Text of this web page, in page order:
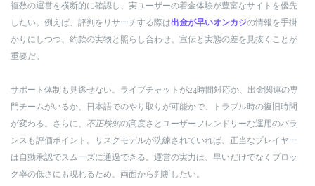
複数の運営を横断的に確認し、実ユーザーの着金体験が豊富なサイトを優先
したい。例えば、評判をリサーチする際は出金が早いオンカジの情報を手掛
かりにしつつ、約款の実物と照らし合わせ、宣伝と実態の差を見抜くことが
重要だ。
サポート体制も見逃せない。ライブチャットが24時間対応か、出金関連の専
門チームがいるか、日本語でのやり取りが可能かで、トラブル時の復旧時間
が変わる。さらに、 不正検知の高度さとユーザーフレンドリーな運用のバラ
ンスも評価ポイント。リスクモデルが洗練されていれば、正当なプレイヤー
は自動承認でスムーズに通過できる。運営の実力は、早いだけでなくブロッ
ク率の低さにも現れるため、両面から判断したい。